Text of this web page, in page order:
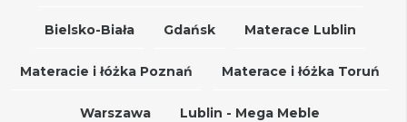
Bielsko-Biała Gdańsk Materace Lublin
Materacie i łóżka Poznań Materace i łóżka Toruń
Warszawa Lublin - Mega Meble